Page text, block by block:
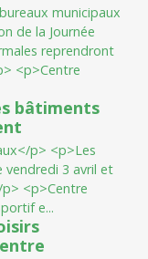
bureaux municipaux
n de la Journée
males reprendront
> <p>Centre
bâtiments
ux</p> <p>Les
vendredi 3 avril et
p> <p>Centre
portif e...